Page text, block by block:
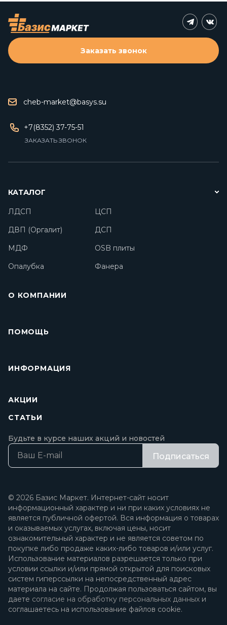
cheb-market@basys.su
+7(8352) 37-75-51
ЗАКАЗАТЬ ЗВОНОК
Заказать звонок
КАТАЛОГ
ЛДСП
ЦСП
ДВП (Оргалит)
ДСП
МДФ
OSB плиты
Опалубка
Фанера
О КОМПАНИИ
ПОМОЩЬ
ИНФОРМАЦИЯ
АКЦИИ
СТАТЬИ
Будьте в курсе наших акций и новостей
Подписаться
© 2026 Базис Маркет. Интернет-сайт носит
информационный характер и ни при каких условиях не
является публичной офертой. Вся информация о товарах
и оказываемых услугах, включая цены, носит
ознакомительный характер и не является советом по
покупке либо продаже каких-либо товаров и/или услуг.
Использование материалов разрешается только при
условии ссылки и/или прямой открытой для поисковых
систем гиперссылки на непосредственный адрес
материала на сайте. Продолжая пользоваться сайтом, вы
даете согласие на обработку персональных данных и
соглашаетесь на использование файлов cookie.